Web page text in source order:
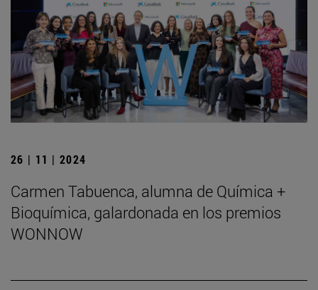
26 | 11 | 2024
Carmen Tabuenca, alumna de Química +
Bioquímica, galardonada en los premios
WONNOW